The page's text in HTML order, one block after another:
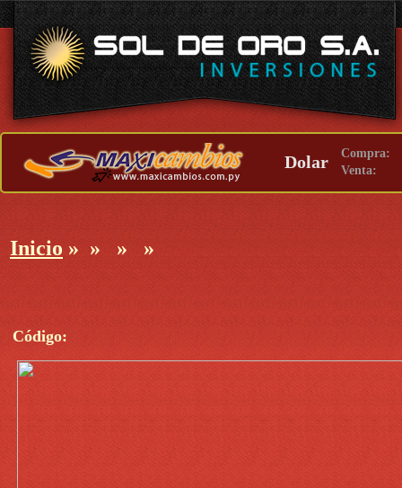
Dolar
Compra:
Venta:
Inicio » » » »
Código: